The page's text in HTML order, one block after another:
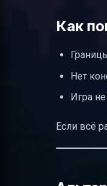
Как
Нет
Игра
Если всё